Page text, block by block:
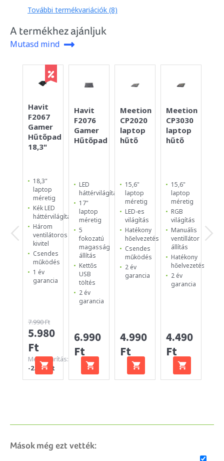
További termékvariációk (8)
A termékhez ajánljuk
Mutasd mind
Havit
F2067
Gamer
Hűtőpad
18,3"
18,3"
laptop
méretig
Kék LED
háttérvilágítás
Három
ventilátoros
kivitel
Csendes
működés
1 év
garancia
7.990 Ft
5.980
Ft
Megtakarítás:
-2.010 Ft
Havit
F2076
Gamer
Hűtőpad
LED
háttérvilágítás
17"
laptop
méretig
5
fokozatú
magasság
állítás
Kettős
USB
töltés
2 év
garancia
6.990
Ft
Meetion
CP2020
laptop
hűtő
15,6"
laptop
méretig
LED-es
világítás
Hatékony
hőelvezetés
Csendes
működés
2 év
garancia
4.990
Ft
Meetion
CP3030
laptop
hűtő
15,6"
laptop
méretig
RGB
világítás
Manuális
ventillátor
állítás
Hatékony
hőelvezetés
2 év
garancia
4.490
Ft
Mások még ezt vették: